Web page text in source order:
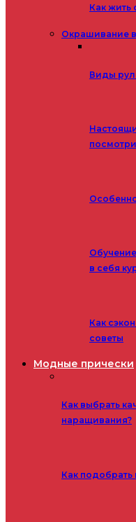
Как жить
Окрашивание
Виды
в себя
Как
советы
Модные прически
Как выбрать
наращивания?
Как подобрать